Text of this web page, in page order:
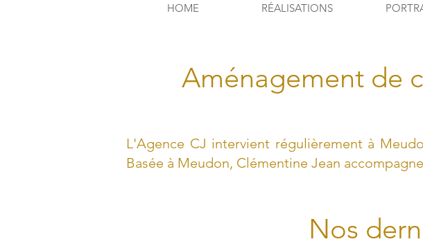
HOME RÉALISATIONS
Aménagement de
L'Agence CJ intervient régulièrement à
Basée à Meudon, Clémentine Jean
Nos